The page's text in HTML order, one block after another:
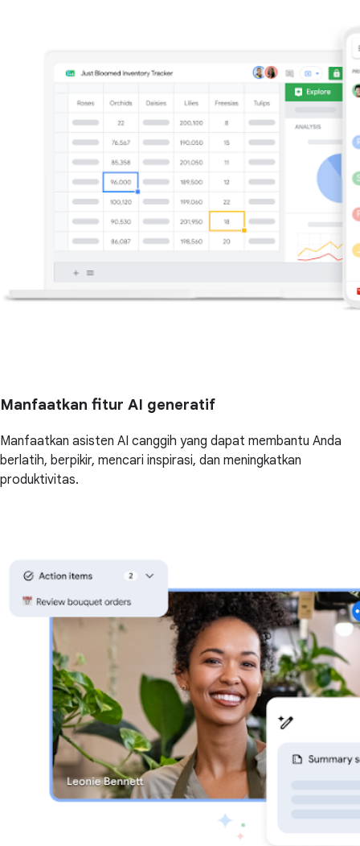
Manfaatkan fitur AI generatif
Manfaatkan asisten AI canggih yang dapat membantu Anda
berlatih, berpikir, mencari inspirasi, dan meningkatkan
produktivitas.